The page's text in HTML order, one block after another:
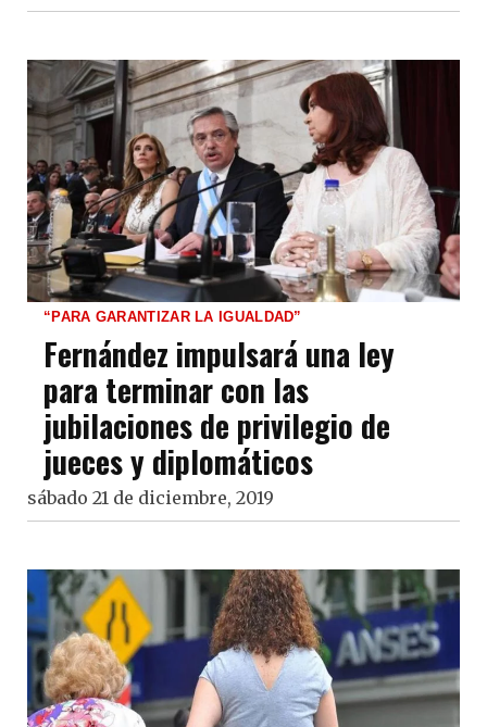
“PARA GARANTIZAR LA IGUALDAD”
Fernández impulsará una ley
para terminar con las
jubilaciones de privilegio de
jueces y diplomáticos
sábado 21 de diciembre, 2019